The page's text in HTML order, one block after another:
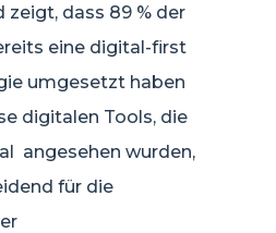
zeigt, dass 89 % der
eine digital-first
umgesetzt haben
digitalen Tools, die
angesehen wurden,
für die